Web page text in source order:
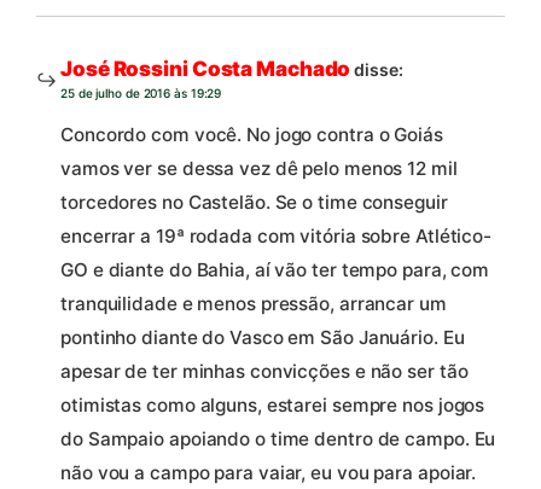
José Rossini Costa Machado disse:
25 de julho de 2016 às 19:29
Concordo com você. No jogo contra o Goiás
vamos ver se dessa vez dê pelo menos 12 mil
torcedores no Castelão. Se o time conseguir
encerrar a 19ª rodada com vitória sobre Atlético-
GO e diante do Bahia, aí vão ter tempo para, com
tranquilidade e menos pressão, arrancar um
pontinho diante do Vasco em São Januário. Eu
apesar de ter minhas convicções e não ser tão
otimistas como alguns, estarei sempre nos jogos
do Sampaio apoiando o time dentro de campo. Eu
não vou a campo para vaiar, eu vou para apoiar.